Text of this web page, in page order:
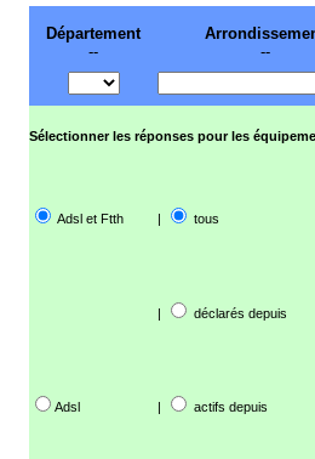
Département
--
--
Sélectionner les réponses pour les
Adsl et Ftth | tous
| déclarés depuis
Adsl | actifs depuis